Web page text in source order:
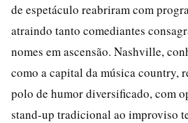
de espetáculo reabriram com
atraindo tanto comediantes
nomes em ascensão. Nashville,
como a capital da música country,
polo de humor diversificado, com
stand-up tradicional ao improviso